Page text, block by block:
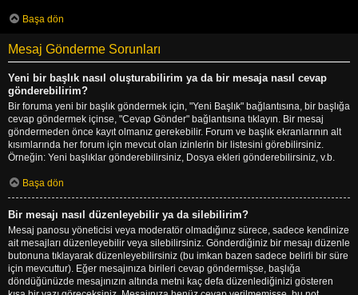
Başa dön
Mesaj Gönderme Sorunları
Yeni bir başlık nasıl oluşturabilirim ya da bir mesaja nasıl cevap
gönderebilirim?
Bir foruma yeni bir başlık göndermek için, "Yeni Başlık" bağlantısına, bir başlığa
cevap göndermek içinse, "Cevap Gönder" bağlantısına tıklayın. Bir mesaj
göndermeden önce kayıt olmanız gerekebilir. Forum ve başlık ekranlarının alt
kısımlarında her forum için mevcut olan izinlerin bir listesini görebilirsiniz.
Örneğin: Yeni başlıklar gönderebilirsiniz, Dosya ekleri gönderebilirsiniz, v.b.
Başa dön
Bir mesajı nasıl düzenleyebilir ya da silebilirim?
Mesaj panosu yöneticisi veya moderatör olmadığınız sürece, sadece kendinize
ait mesajları düzenleyebilir veya silebilirsiniz. Gönderdiğiniz bir mesajı düzenle
butonuna tıklayarak düzenleyebilirsiniz (bu imkan bazen sadece belirli bir süre
için mevcuttur). Eğer mesajınıza birileri cevap göndermişse, başlığa
döndüğünüzde mesajınızın altında metni kaç defa düzenlediğinizi gösteren